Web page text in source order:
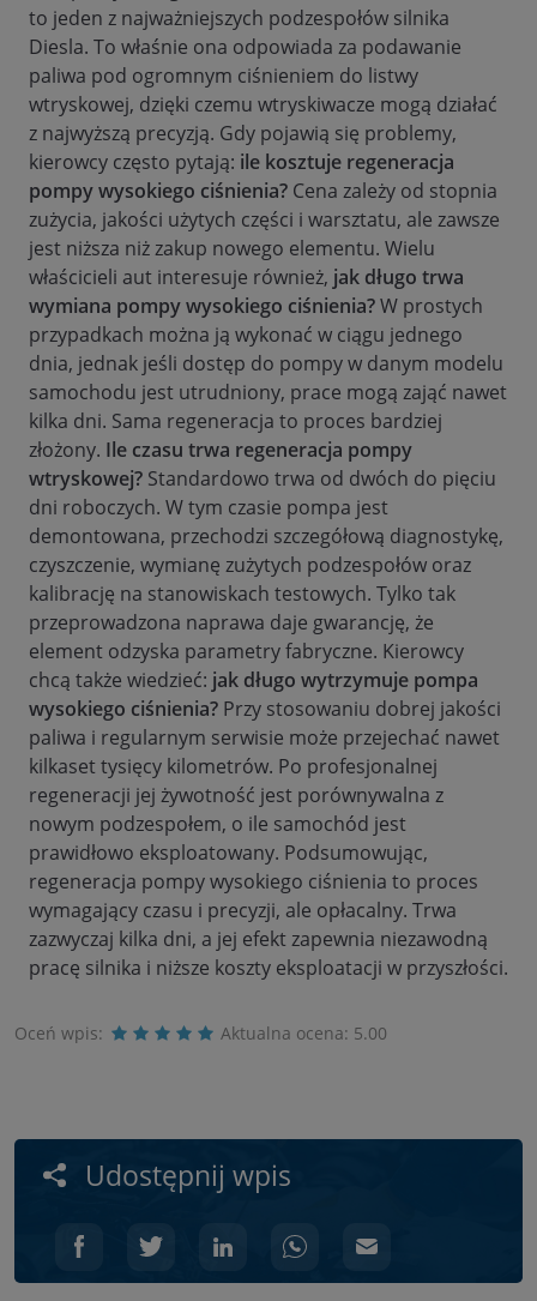
to jeden z najważniejszych podzespołów silnika
Diesla. To właśnie ona odpowiada za podawanie
paliwa pod ogromnym ciśnieniem do listwy
wtryskowej, dzięki czemu wtryskiwacze mogą działać
z najwyższą precyzją. Gdy pojawią się problemy,
kierowcy często pytają: ile kosztuje regeneracja
pompy wysokiego ciśnienia? Cena zależy od stopnia
zużycia, jakości użytych części i warsztatu, ale zawsze
jest niższa niż zakup nowego elementu. Wielu
właścicieli aut interesuje również, jak długo trwa
wymiana pompy wysokiego ciśnienia?W prostych
przypadkach można ją wykonać w ciągu jednego
dnia, jednak jeśli dostęp do pompy w danym modelu
samochodu jest utrudniony, prace mogą zająć nawet
kilka dni. Sama regeneracja to proces bardziej
złożony. Ile czasu trwa regeneracja pompy
wtryskowej? Standardowo trwa od dwóch do pięciu
dni roboczych. W tym czasie pompa jest
demontowana, przechodzi szczegółową diagnostykę,
czyszczenie, wymianę zużytych podzespołów oraz
kalibrację na stanowiskach testowych. Tylko tak
przeprowadzona naprawa daje gwarancję, że
element odzyska parametry fabryczne. Kierowcy
chcą także wiedzieć: jak długo wytrzymuje pompa
wysokiego ciśnienia? Przy stosowaniu dobrej jakości
paliwa i regularnym serwisie może przejechać nawet
kilkaset tysięcy kilometrów. Po profesjonalnej
regeneracji jej żywotność jest porównywalna z
nowym podzespołem, o ile samochód jest
prawidłowo eksploatowany. Podsumowując,
regeneracja pompy wysokiego ciśnienia to proces
wymagający czasu i precyzji, ale opłacalny. Trwa
zazwyczaj kilka dni, a jej efekt zapewnia niezawodną
pracę silnika i niższe koszty eksploatacji w przyszłości.
Oceń wpis: Aktualna ocena: 5.00
Udostępnij wpis